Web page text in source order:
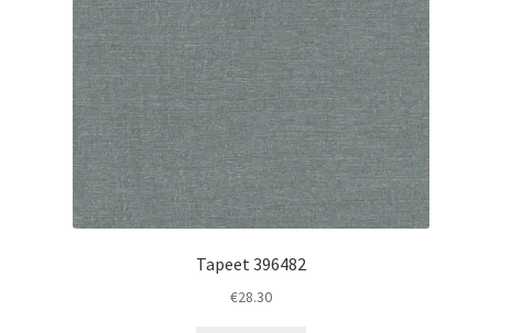
Tapeet 396482
€28.30